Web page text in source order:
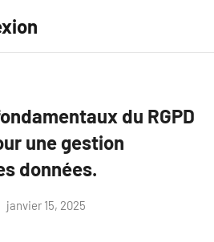
du RGPD
une gestion
données.
janvier 15, 2025